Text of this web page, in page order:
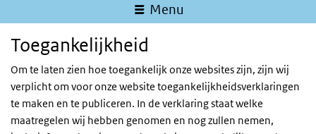
Menu
Toegankelijkheid
Om te laten zien hoe toegankelijk onze websites zijn, zijn wij
verplicht om voor onze website toegankelijkheidsverklaringen
te maken en te publiceren. In de verklaring staat welke
maatregelen wij hebben genomen en nog zullen nemen,